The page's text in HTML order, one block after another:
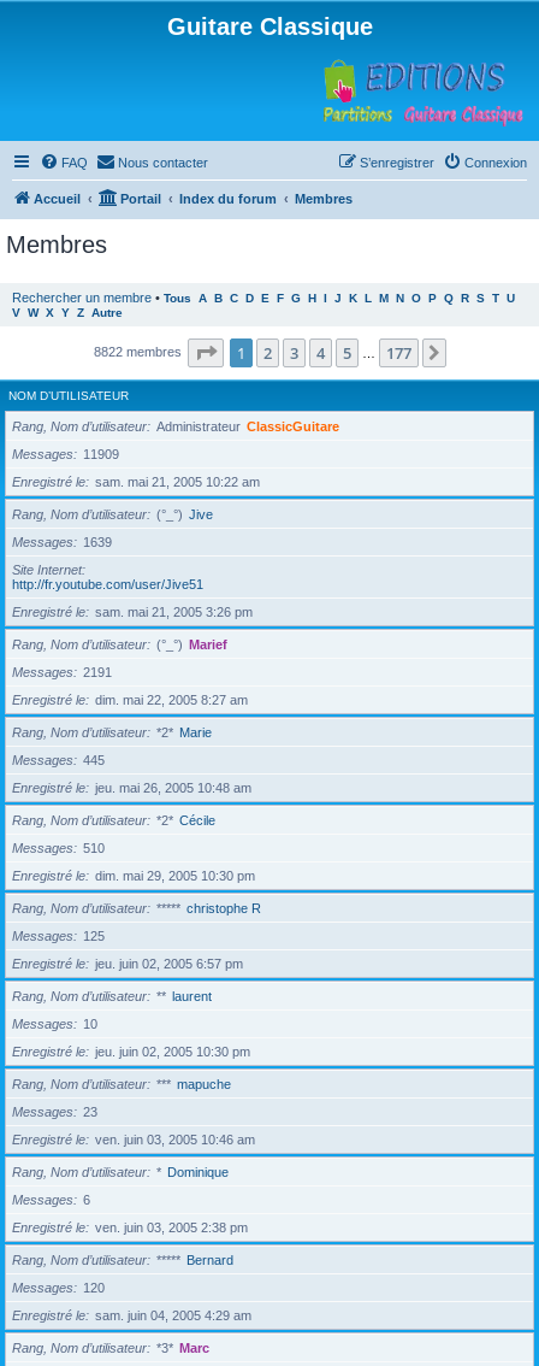
Guitare Classique
FAQ Nous contacter Connexion
S’enregistrer
Accueil Portail Index du forum Membres
Membres
Rechercher un membre • Tous A B C D E F G H I J K L M N O P Q R S T U
V W X Y Z Autre
8822 membres Page 1sur177
1 2 3 4 5 177
NOM D’UTILISATEUR
Rang, Nom d’utilisateur Administrateur ClassicGuitare
Messages
11909
Enregistré le
sam. mai 21, 2005 10:22 am
Rang, Nom d’utilisateur (°_°) Jive
Messages
1639
Site Internet
http://fr.youtube.com/user/Jive51
Enregistré le
sam. mai 21, 2005 3:26 pm
Rang, Nom d’utilisateur (°_°) Marief
Messages
2191
Enregistré le
dim. mai 22, 2005 8:27 am
Rang, Nom d’utilisateur *2* Marie
Messages
445
Enregistré le
jeu. mai 26, 2005 10:48 am
Rang, Nom d’utilisateur *2* Cécile
Messages
510
Enregistré le
dim. mai 29, 2005 10:30 pm
Rang, Nom d’utilisateur ***** christophe R
Messages
125
Enregistré le
jeu. juin 02, 2005 6:57 pm
Rang, Nom d’utilisateur ** laurent
Messages
10
Enregistré le
jeu. juin 02, 2005 10:30 pm
Rang, Nom d’utilisateur *** mapuche
Messages
23
Enregistré le
ven. juin 03, 2005 10:46 am
Rang, Nom d’utilisateur * Dominique
Messages
6
Enregistré le
ven. juin 03, 2005 2:38 pm
Rang, Nom d’utilisateur ***** Bernard
Messages
120
Enregistré le
sam. juin 04, 2005 4:29 am
Rang, Nom d’utilisateur *3* Marc